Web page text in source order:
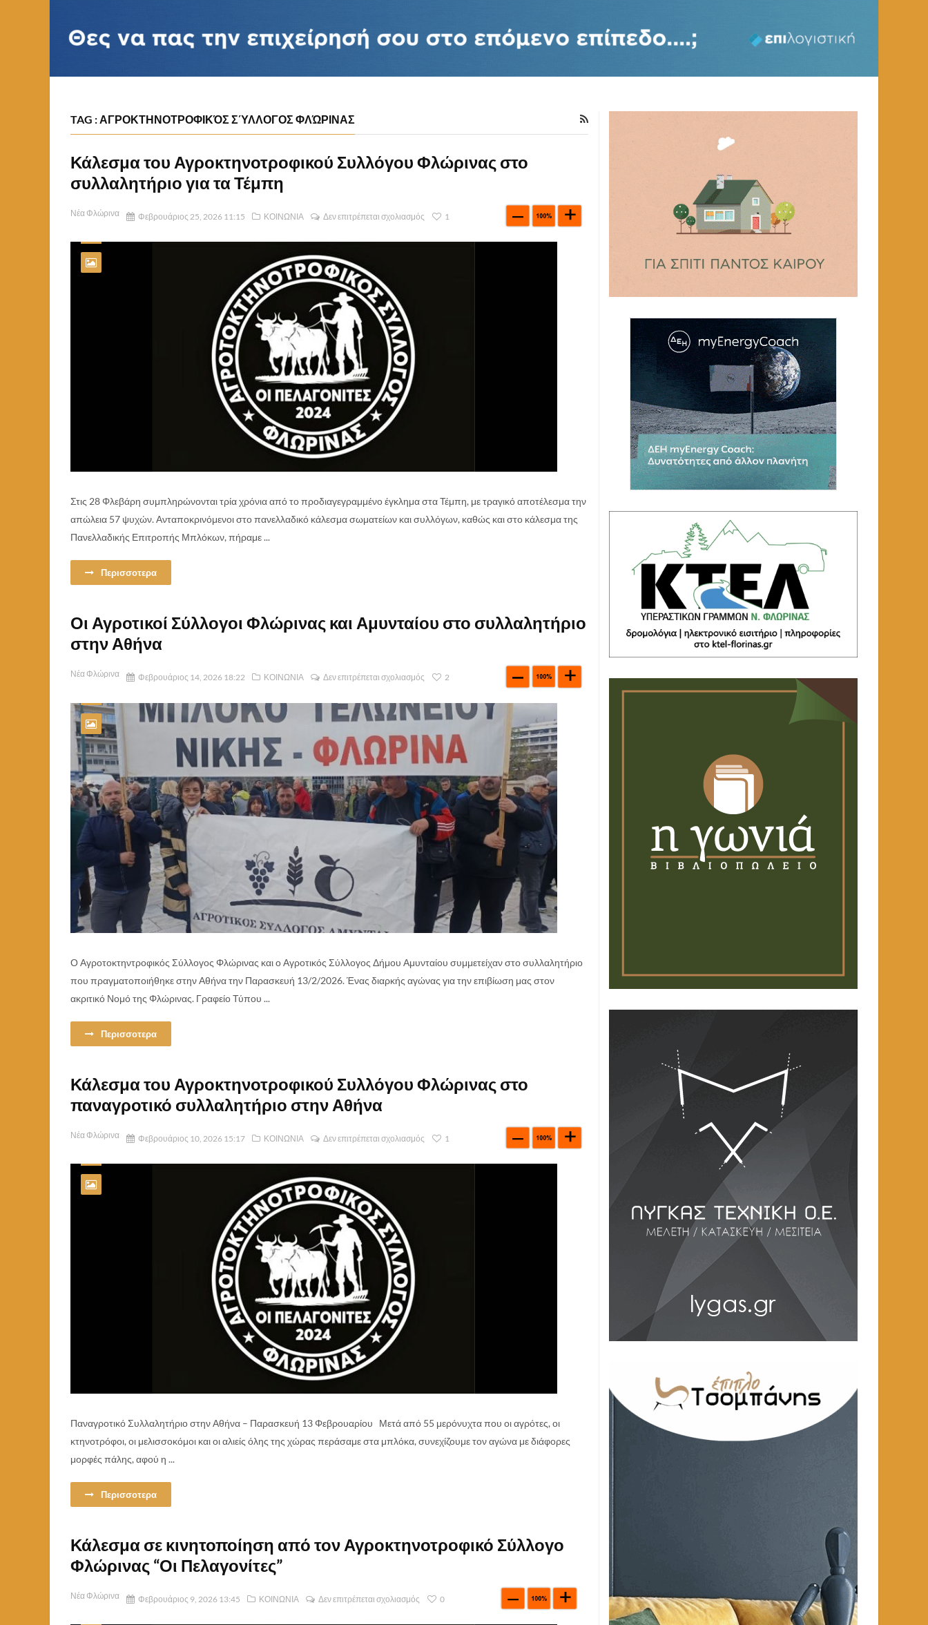
TAG : ΑΓΡΟΚΤΗΝΟΤΡΟΦΙΚΌΣ ΣΎΛΛΟΓΟΣ ΦΛΏΡΙΝΑΣ
Κάλεσμα του Αγροκτηνοτροφικού Συλλόγου Φλώρινας στο
συλλαλητήριο για τα Τέμπη
Νέα Φλώρινα Φεβρουάριος 25, 2026 11:15 ΚΟΙΝΩΝΙΑ Δεν επιτρέπεται σχολιασμός 1
Στις 28 Φλεβάρη συμπληρώνονται τρία χρόνια από το προδιαγεγραμμένο έγκλημα στα Τέμπη, με τραγικό αποτέλεσμα την
απώλεια 57 ψυχών. Ανταποκρινόμενοι στο πανελλαδικό κάλεσμα σωματείων και συλλόγων, καθώς και στο κάλεσμα της
Πανελλαδικής Επιτροπής Μπλόκων, πήραμε ...
Περισσοτερα
Οι Αγροτικοί Σύλλογοι Φλώρινας και Αμυνταίου στο συλλαλητήριο
στην Αθήνα
Νέα Φλώρινα Φεβρουάριος 14, 2026 18:22 ΚΟΙΝΩΝΙΑ Δεν επιτρέπεται σχολιασμός 2
Ο Αγροτοκτηντροφικός Σύλλογος Φλώρινας και ο Αγροτικός Σύλλογος Δήμου Αμυνταίου συμμετείχαν στο συλλαλητήριο
που πραγματοποιήθηκε στην Αθήνα την Παρασκευή 13/2/2026. Ένας διαρκής αγώνας για την επιβίωση μας στον
ακριτικό Νομό της Φλώρινας. Γραφείο Τύπου ...
Περισσοτερα
Κάλεσμα του Αγροκτηνοτροφικού Συλλόγου Φλώρινας στο
παναγροτικό συλλαλητήριο στην Αθήνα
Νέα Φλώρινα Φεβρουάριος 10, 2026 15:17 ΚΟΙΝΩΝΙΑ Δεν επιτρέπεται σχολιασμός 1
Παναγροτικό Συλλαλητήριο στην Αθήνα – Παρασκευή 13 Φεβρουαρίου Μετά από 55 μερόνυχτα που οι αγρότες, οι
κτηνοτρόφοι, οι μελισσοκόμοι και οι αλιείς όλης της χώρας περάσαμε στα μπλόκα, συνεχίζουμε τον αγώνα με διάφορες
μορφές πάλης, αφού η ...
Περισσοτερα
Κάλεσμα σε κινητοποίηση από τον Αγροκτηνοτροφικό Σύλλογο
Φλώρινας “Οι Πελαγονίτες”
Νέα Φλώρινα Φεβρουάριος 9, 2026 13:45 ΚΟΙΝΩΝΙΑ Δεν επιτρέπεται σχολιασμός 0